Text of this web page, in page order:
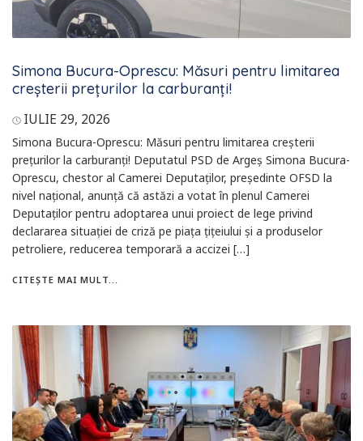
Simona Bucura-Oprescu: Măsuri pentru limitarea
creșterii prețurilor la carburanți!
IULIE 29, 2026
Simona Bucura-Oprescu: Măsuri pentru limitarea creșterii
prețurilor la carburanți! Deputatul PSD de Argeș Simona Bucura-
Oprescu, chestor al Camerei Deputaților, președinte OFSD la
nivel național, anunță că astăzi a votat în plenul Camerei
Deputaților pentru adoptarea unui proiect de lege privind
declararea situației de criză pe piața țițeiului și a produselor
petroliere, reducerea temporară a accizei […]
CITEȘTE MAI MULT...